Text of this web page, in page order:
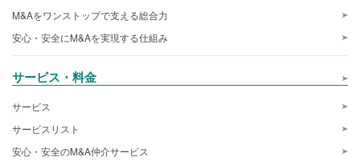
M&Aをワンストップで支える総合力
安心・安全にM&Aを実現する仕組み
サービス・料金
サービス
サービスリスト
安心・安全のM&A仲介サービス